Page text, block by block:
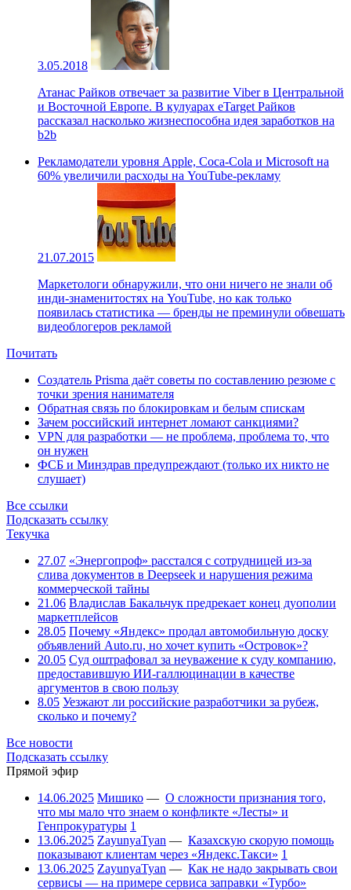
3.05.2018
Атанас Райков отвечает за развитие Viber в Центральной
и Восточной Европе. В кулуарах eTarget Райков
рассказал насколько жизнеспособна идея заработков на
b2b
Рекламодатели уровня Apple, Coca-Cola и Microsoft на
60% увеличили расходы на YouTube-рекламу
21.07.2015
Маркетологи обнаружили, что они ничего не знали об
инди-знаменитостях на YouTube, но как только
появилась статистика — бренды не преминули обвешать
видеоблогеров рекламой
Почитать
Создатель Prisma даёт советы по составлению резюме с
точки зрения нанимателя
Обратная связь по блокировкам и белым спискам
Зачем российский интернет ломают санкциями?
VPN для разработки — не проблема, проблема то, что
он нужен
ФСБ и Минздрав предупреждают (только их никто не
слушает)
Все ссылки
Подсказать ссылку
Текучка
27.07 «Энергопроф» расстался с сотрудницей из-за
слива документов в Deepseek и нарушения режима
коммерческой тайны
21.06 Владислав Бакальчук предрекает конец дуополии
маркетплейсов
28.05 Почему «Яндекс» продал автомобильную доску
объявлений Auto.ru, но хочет купить «Островок»?
20.05 Суд оштрафовал за неуважение к суду компанию,
предоставившую ИИ-галлюцинации в качестве
аргументов в свою пользу
8.05 Уезжают ли российские разработчики за рубеж,
сколько и почему?
Все новости
Подсказать ссылку
Прямой эфир
14.06.2025 Мишико — О сложности признания того,
что мы мало что знаем о конфликте «Лесты» и
Генпрокуратуры 1
13.06.2025 ZayunyaTyan — Казахскую скорую помощь
показывают клиентам через «Яндекс.Такси» 1
13.06.2025 ZayunyaTyan — Как не надо закрывать свои
сервисы — на примере сервиса заправки «Турбо»